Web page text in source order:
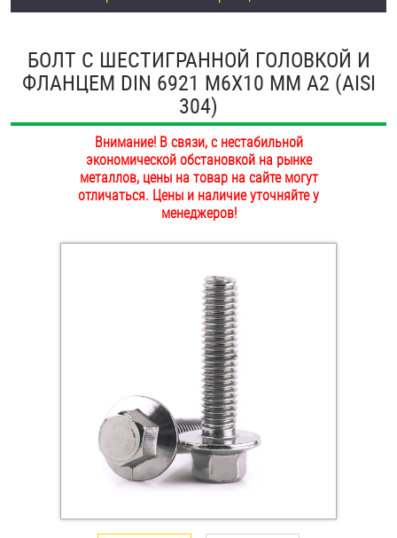
СКИДКИ
ОПТ
ПОКУПАТЕЛЯМ
ОПЛАТА И ДОСТАВКА
НАШИ МАГАЗИНЫ
Анкеры
Антивандальный крепёж, инструмент
Заклепки (Гайки-Заклепки)
Крюки, кольца с метрической резьбой
Крюки, кольца с шурупной резьбой
БОЛТ С ШЕСТИГРАННОЙ ГОЛОВКОЙ И
ФЛАНЦЕМ DIN 6921 М6Х10 ММ А2 (AISI
304)
Внимание! В связи, с нестабильной
экономической обстановкой на рынке
металлов, цены на товар на сайте могут
отличаться. Цены и наличие уточняйте у
менеджеров!